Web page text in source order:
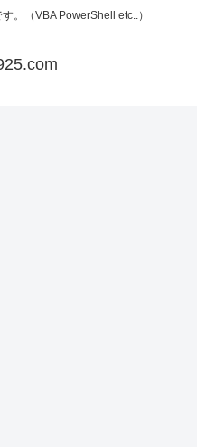
。（VBA PowerShell etc..）